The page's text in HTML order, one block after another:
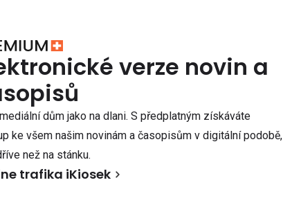
verze novin a
dům jako na dlani. S předplatným získáváte
ke všem našim novinám a časopisům v digitální podobě,
než na stánku.
trafika iKiosek